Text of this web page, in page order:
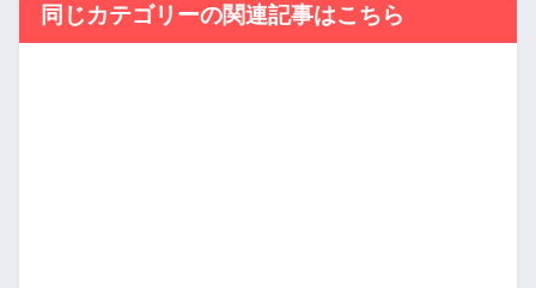
同じカテゴリーの関連記事はこちら